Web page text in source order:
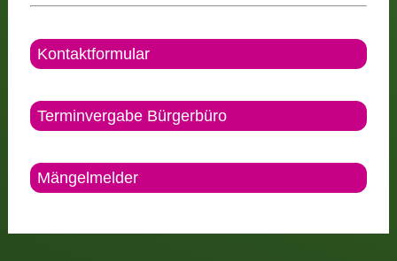
Kontaktformular
Terminvergabe Bürgerbüro
Mängelmelder